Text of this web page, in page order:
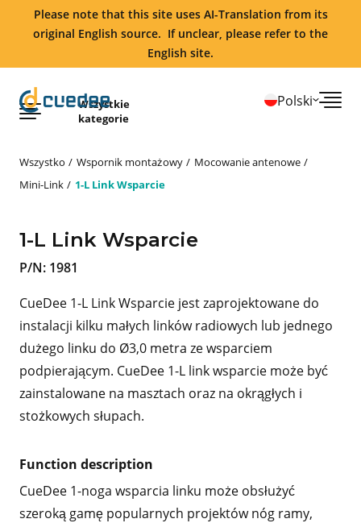
Please note that this site uses AI-Translation from its
original English source. If unclear, please refer to the
English site.
Polski
Wszystkie
kategorie
Wszystko Wspornik montażowy
Mocowanie antenowe
Mini-Link
1-L Link Wsparcie
1-L Link Wsparcie
P/N: 1981
CueDee 1-L Link Wsparcie jest zaprojektowane do
instalacji kilku małych linków radiowych lub jednego
dużego linku do Ø3,0 metra ze wsparciem
podpierającym. CueDee 1-L link wsparcie może być
zainstalowane na masztach oraz na okrągłych i
stożkowych słupach.
Function description
CueDee 1-noga wsparcia linku może obsłużyć
szeroką gamę popularnych projektów nóg ramy,